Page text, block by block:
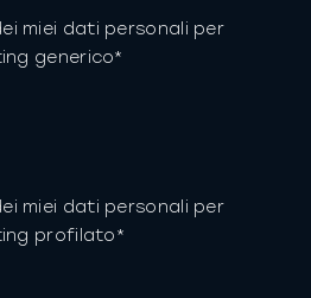
miei dati personali per
generico*
miei dati personali per
profilato*